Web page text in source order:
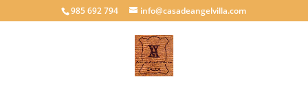
985 692 794 info@casadeangelvilla.com